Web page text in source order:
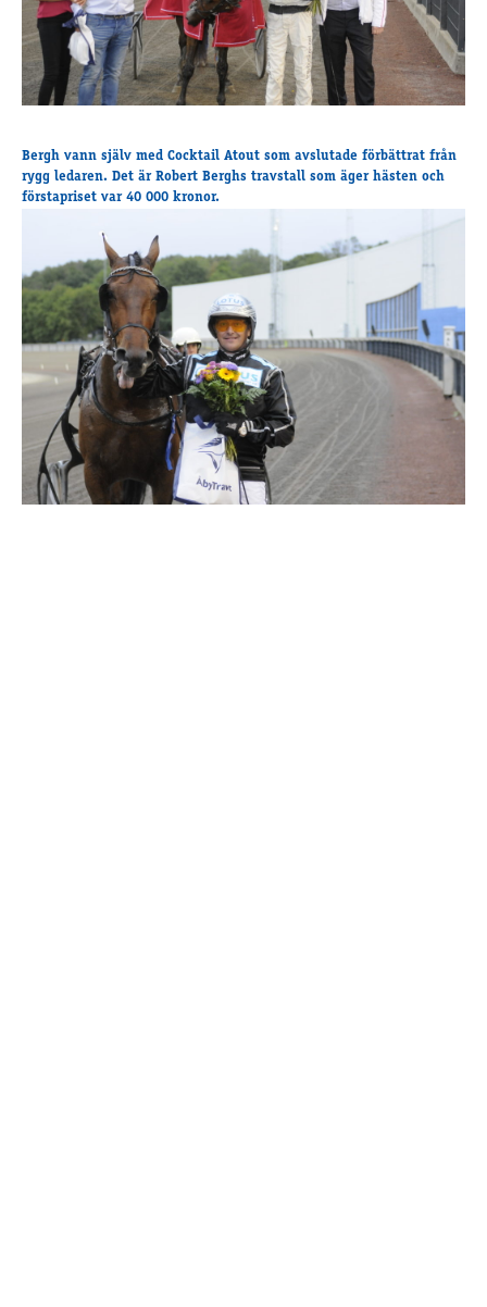
Supertorsdag
Ponnytravtävlingar
Ridsport
Om travskolan
Samarbetspartners
Kursutbud och Aktiviteter
Ungdoms­stipendium
Ledningsgrupp
Kontakt
Styrelsen
Åby Trav­sällskap
Intresseföreningar
Press
Bergh vann själv med Cocktail Atout som avslutade förbättrat från
rygg ledaren. Det är Robert Berghs travstall som äger hästen och
förstapriset var 40 000 kronor.